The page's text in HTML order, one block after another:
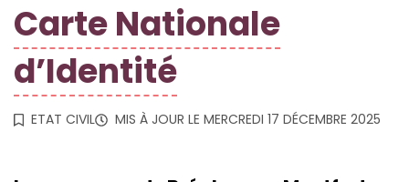
Carte Nationale
d’Identité
ETAT CIVIL MIS À JOUR LE MERCREDI 17 DÉCEMBRE 2025